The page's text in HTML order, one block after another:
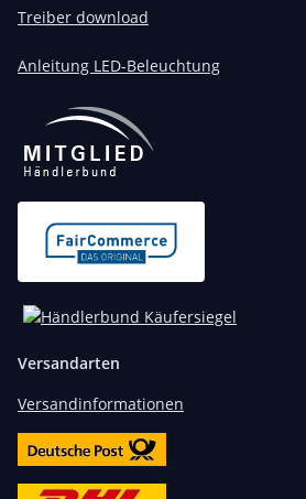
Treiber download
Anleitung LED-Beleuchtung
Versandarten
Versandinformationen